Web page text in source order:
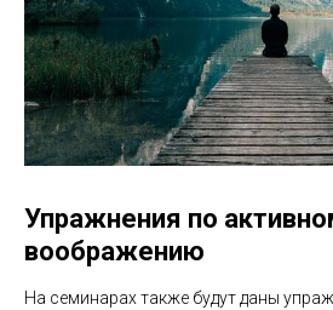
Упражнения по
воображению
На семинарах также будут даны